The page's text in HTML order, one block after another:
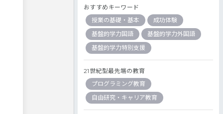
おすすめキーワード
授業の基礎・基本
成功体験
基盤的学力国語
基盤的学力外国語
基盤的学力特別支援
21世紀型最先端の教育
プログラミング教育
自由研究・キャリア教育